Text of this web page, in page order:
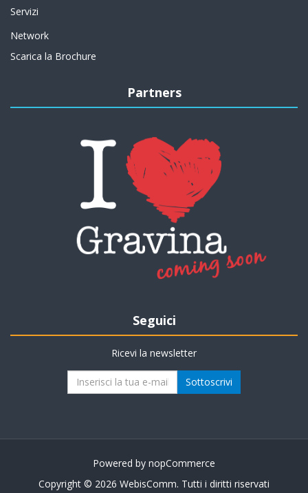
Servizi
Network
Scarica la Brochure
Partners
Seguici
Ricevi la newsletter
Powered by nopCommerce
Copyright © 2026 WebisComm. Tutti i diritti riservati